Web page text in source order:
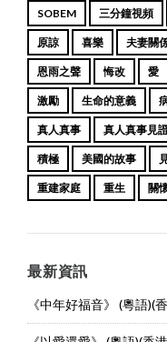
SOBEM 三分鐘視頻
原諒 喜樂 夫妻關
恩雨之聲 悔改 愛
激勵 生命的意義
真人真事 真人真事見
積極 美國的故事
重建家庭 重生 關
最新資訊
《中年好福音》 (粵語)(